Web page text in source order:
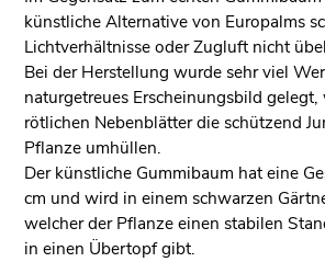
künstliche Alternative von Europalms
Lichtverhältnisse oder Zugluft nicht
Bei der Herstellung wurde sehr viel
naturgetreues Erscheinungsbild
rötlichen Nebenblätter die schützend
Pflanze umhüllen.
Der künstliche Gummibaum hat eine
cm und wird in einem schwarzen
welcher der Pflanze einen stabilen
in einen Übertopf gibt.